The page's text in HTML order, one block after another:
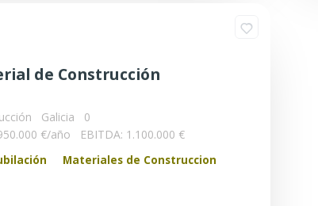
de Construcción
Galicia
0
€/año
EBITDA: 1.100.000 €
Materiales de Construccion